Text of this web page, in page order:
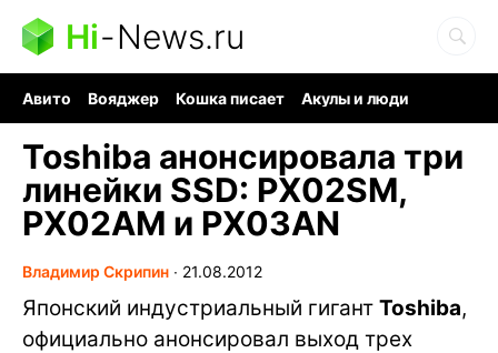
Hi-News.ru
Авито Вояджер Кошка писает
Акулы и люди
Toshiba анонсировала три
линейки SSD: PX02SM,
PX02AM и PX03AN
Владимир Скрипин ∙ 21.08.2012
Японский индустриальный гигант Toshiba,
официально анонсировал выход трех